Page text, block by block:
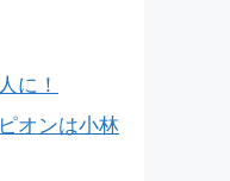
に！
オンは小林